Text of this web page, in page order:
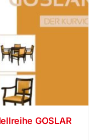
GOSLAR